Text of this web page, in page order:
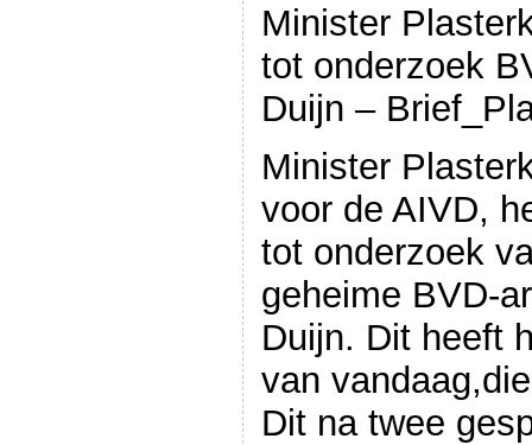
Minister
tot onderzoek
Duijn –
Minister
voor de AIVD,
tot onderzoek
geheime BVD-
Duijn. Dit heeft
van
Dit na twee